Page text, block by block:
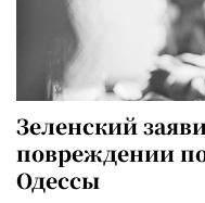
Зеленский
повреждении
Одессы